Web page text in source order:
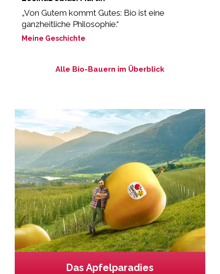
„Von Gutem kommt Gutes: Bio ist eine
ganzheitliche Philosophie.“
Meine Geschichte
Alle Bio-Bauern im Überblick
Das Apfelparadies